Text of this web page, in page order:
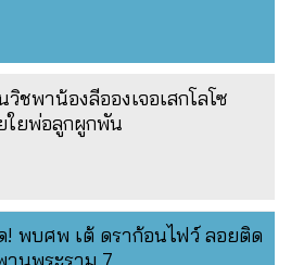
วิชพาน้องลีอองเจอเสกโลโซ
ใยพ่อลูกผูกพัน
! พบศพ เต้ ดราก้อนไฟว์ ลอยติด
านพระราม 7